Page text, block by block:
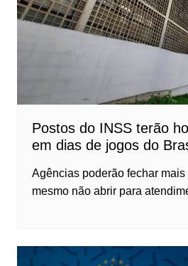
Postos do INSS terão
em dias de jogos do
Agências poderão fechar mais
mesmo não abrir para